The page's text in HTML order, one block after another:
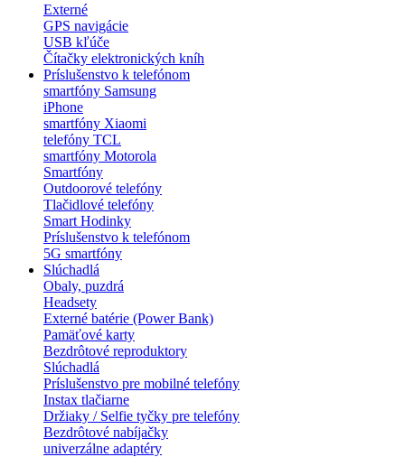
Externé
GPS navigácie
USB kľúče
Čítačky elektronických kníh
Príslušenstvo k telefónom
smartfóny Samsung
iPhone
smartfóny Xiaomi
telefóny TCL
smartfóny Motorola
Smartfóny
Outdoorové telefóny
Tlačidlové telefóny
Smart Hodinky
Príslušenstvo k telefónom
5G smartfóny
Slúchadlá
Obaly, puzdrá
Headsety
Externé batérie (Power Bank)
Pamäťové karty
Bezdrôtové reproduktory
Slúchadlá
Príslušenstvo pre mobilné telefóny
Instax tlačiarne
Držiaky / Selfie tyčky pre telefóny
Bezdrôtové nabíjačky
univerzálne adaptéry